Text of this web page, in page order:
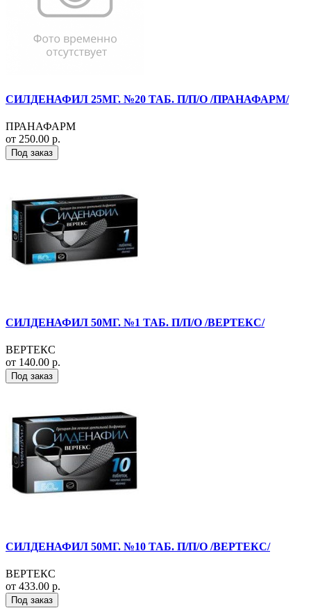
СИЛДЕНАФИЛ 25МГ. №20 ТАБ. П/П/О /ПРАНАФАРМ/
ПРАНАФАРМ
от 250.00 р.
Под заказ
СИЛДЕНАФИЛ 50МГ. №1 ТАБ. П/П/О /ВЕРТЕКС/
ВЕРТЕКС
от 140.00 р.
Под заказ
СИЛДЕНАФИЛ 50МГ. №10 ТАБ. П/П/О /ВЕРТЕКС/
ВЕРТЕКС
от 433.00 р.
Под заказ